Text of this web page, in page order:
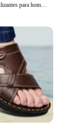
Sandalias antideslizantes para hombre, zapatos planos suaves y frescos, transpirables, clásicos, fáciles de combinar, de cuero, informales, a la moda, para verano